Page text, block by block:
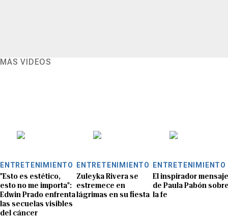
MÁS VIDEOS
ENTRETENIMIENTO
"Esto es estético,
esto no me importa":
Edwin Prado enfrenta
las secuelas visibles
del cáncer
ENTRETENIMIENTO
Zuleyka Rivera se
estremece en
lágrimas en su fiesta
ENTRETENIMIENTO
El inspirador mensaje
de Paula Pabón
la fe